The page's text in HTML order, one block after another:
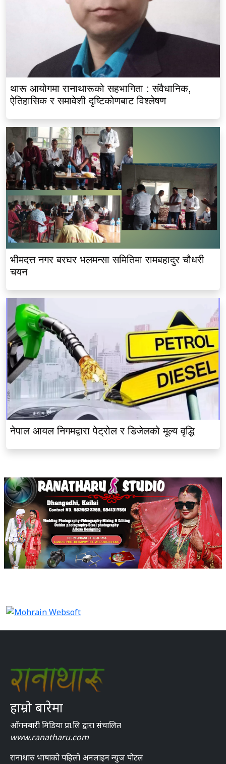
थारू आयोगमा रानाथारूको सहभागिता : संवैधानिक,
ऐतिहासिक र समावेशी दृष्टिकोणबाट विश्लेषण
भीमदत्त नगर बरघर भलमन्सा समितिमा रामबहादुर चौधरी
चयन
नेपाल आयल निगमद्वारा पेट्रोल र डिजेलको मूल्य वृद्धि
हाम्रो बारेमा
आँगनबारी मिडिया प्रा.लि द्वारा संचालित
www.ranatharu.com
रानाथारु भाषाको पहिलो अनलाइन न्युज पोटल